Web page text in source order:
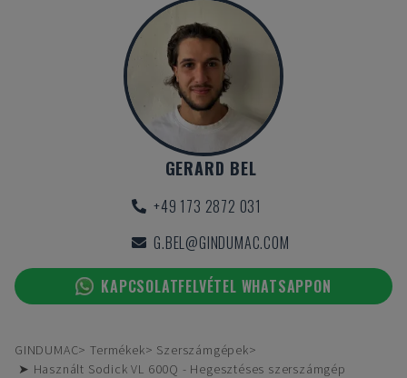
GERARD BEL
+49 173 2872 031
G.BEL@GINDUMAC.COM
KAPCSOLATFELVÉTEL WHATSAPPON
GINDUMAC Termékek
Szerszámgépek
➤ Használt Sodick VL 600Q - Hegesztéses szerszámgép